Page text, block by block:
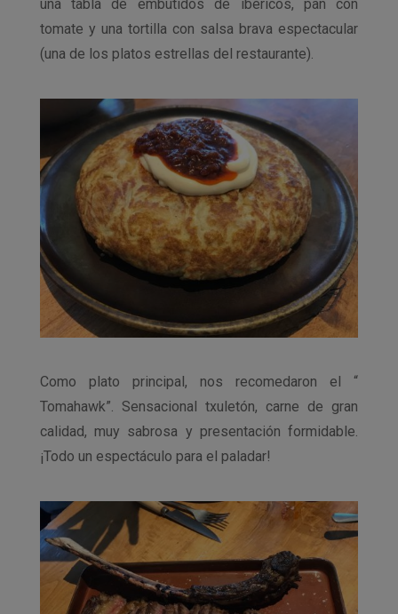
una tabla de embutidos de ibéricos, pan con
tomate y una tortilla con salsa brava espectacular
(una de los platos estrellas del restaurante).
Como plato principal, nos recomedaron el “
Tomahawk”. Sensacional txuletón, carne de gran
calidad, muy sabrosa y presentación formidable.
¡Todo un espectáculo para el paladar!